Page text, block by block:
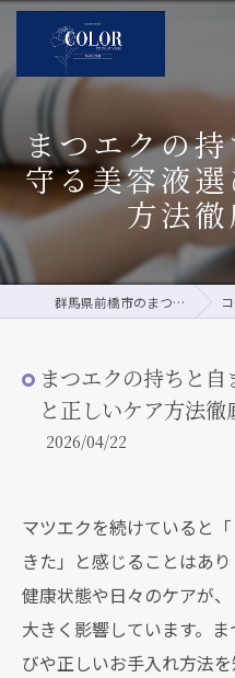
まつエクの
守る美容液
方法
群馬県前橋市のまつエクならCOLOR by pour vous コラム
まつエクの持ちと
と正しいケア方法徹
2026/04/22
マツエクを続けていると
きた」と感じることはあ
健康状態や日々のケアが
大きく影響しています。
びや正しいお手入れ方法